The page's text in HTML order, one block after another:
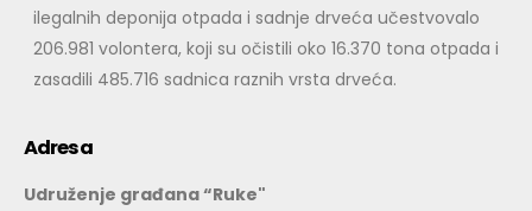
ilegalnih deponija otpada i sadnje drveća učestvovalo
206.981 volontera, koji su očistili oko 16.370 tona otpada i
zasadili 485.716 sadnica raznih vrsta drveća.
Adresa
Udruženje građana “Ruke"